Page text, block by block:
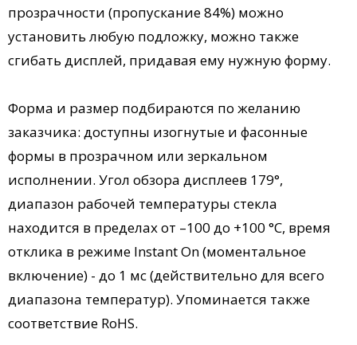
прозрачности (пропускание 84%) можно
установить любую подложку, можно также
сгибать дисплей, придавая ему нужную форму.
Форма и размер подбираются по желанию
заказчика: доступны изогнутые и фасонные
формы в прозрачном или зеркальном
исполнении. Угол обзора дисплеев 179°,
диапазон рабочей температуры стекла
находится в пределах от –100 до +100 °С, время
отклика в режиме Instant On (моментальное
включение) - до 1 мс (действительно для всего
диапазона температур). Упоминается также
соответствие RoHS.